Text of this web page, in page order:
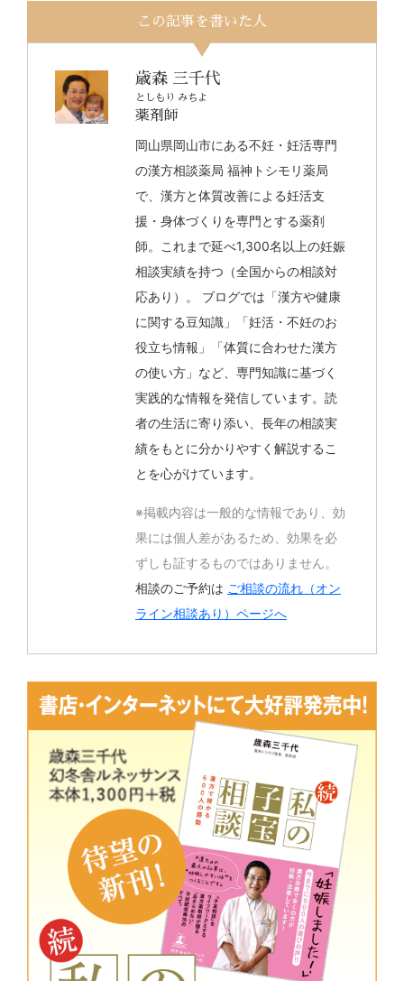
この記事を書いた人
歳森 三千代
としもり みちよ
薬剤師
岡山県岡山市にある不妊・妊活専門
の漢方相談薬局 福神トシモリ薬局
で、漢方と体質改善による妊活支
援・身体づくりを専門とする薬剤
師。これまで延べ1,300名以上の妊娠
相談実績を持つ（全国からの相談対
応あり）。 ブログでは「漢方や健康
に関する豆知識」「妊活・不妊のお
役立ち情報」「体質に合わせた漢方
の使い方」など、専門知識に基づく
実践的な情報を発信しています。読
者の生活に寄り添い、長年の相談実
績をもとに分かりやすく解説するこ
とを心がけています。
※掲載内容は一般的な情報であり、効
果には個人差があるため、効果を必
ずしも証するものではありません。
相談のご予約は ご相談の流れ（オン
ライン相談あり）ページへ